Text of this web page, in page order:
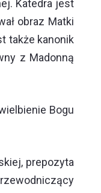
Katedra jest
obraz Matki
także kanonik
z Madonną
Bogu
prepozyta